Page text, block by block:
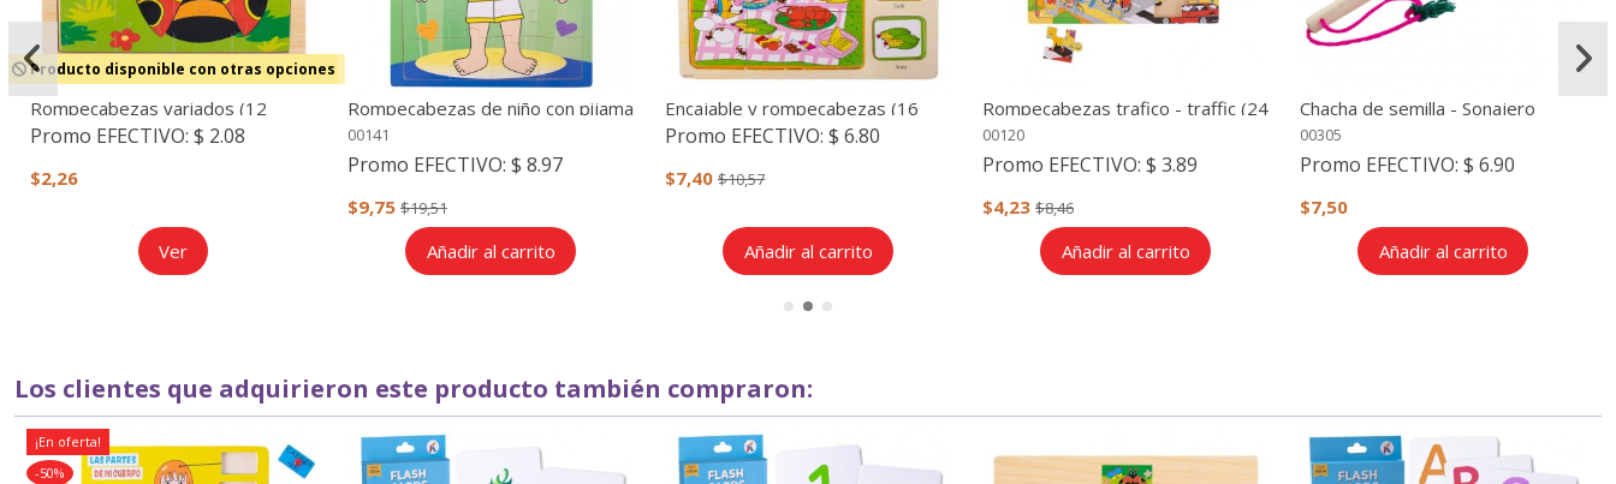
Producto disponible con otras opciones
Rompecabezas variados (12
piezas)
Promo EFECTIVO: $ 2.08
$2,26
Ver
Rompecabezas de niño con pijama
(24 piezas)
00141
Promo EFECTIVO: $ 8.97
$9,75 $19,51
Añadir al carrito
Encajable y rompecabezas (16
piezas)
Promo EFECTIVO: $ 6.80
$7,40 $10,57
Añadir al carrito
Rompecabezas trafico - traffic (24
piezas)
00120
Promo EFECTIVO: $ 3.89
$4,23 $8,46
Añadir al carrito
Chacha de semilla - Sonajero
00305
Promo EFECTIVO: $ 6.90
$7,50
Añadir al carrito
Los clientes que adquirieron este producto también compraron:
¡En oferta!
-50%